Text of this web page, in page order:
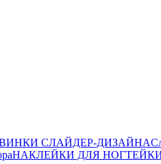
СЛАЙДЕР-ДИЗАЙНА
НАКЛЕЙКИ ДЛЯ НОГТЕЙ